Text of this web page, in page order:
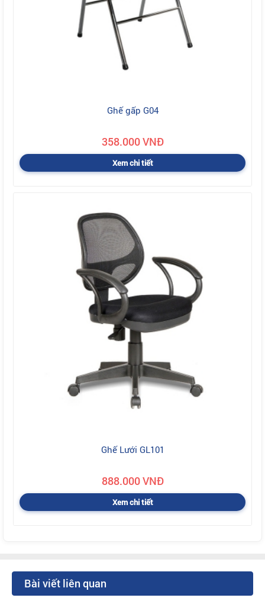
Ghế gấp G04
358.000 VNĐ
Xem chi tiết
Ghế Lưới GL101
888.000 VNĐ
Xem chi tiết
Bài viết liên quan